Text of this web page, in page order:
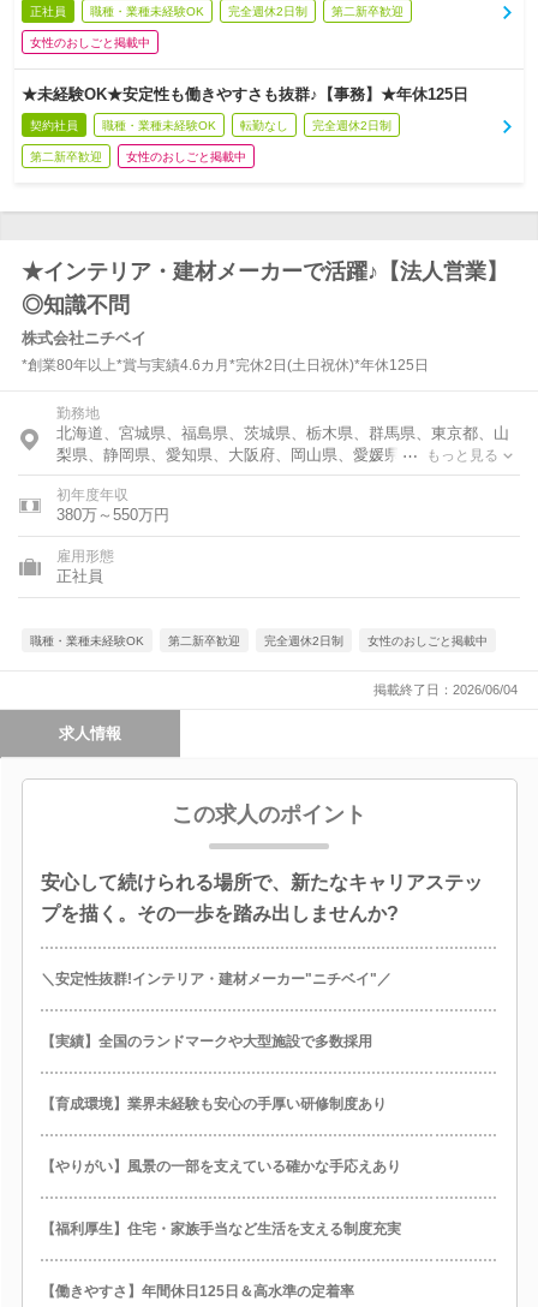
正社員 職種・業種未経験OK 完全週休2日制 第二新卒歓迎
女性のおしごと掲載中
★未経験OK★安定性も働きやすさも抜群♪【事務】★年休125日
契約社員 職種・業種未経験OK 転勤なし 完全週休2日制
第二新卒歓迎 女性のおしごと掲載中
★インテリア・建材メーカーで活躍♪【法人営業】
◎知識不問
株式会社ニチベイ
*創業80年以上*賞与実績4.6カ月*完休2日(土日祝休)*年休125日
勤務地
北海道、宮城県、福島県、茨城県、栃木県、群馬県、東京都、山
梨県、静岡県、愛知県、大阪府、岡山県、愛媛県、福岡県、熊本
県
もっと見る
初年度年収
380万～550万円
雇用形態
正社員
職種・業種未経験OK 第二新卒歓迎 完全週休2日制 女性のおしごと掲載中
掲載終了日：2026/06/04
求人情報
この求人のポイント
安心して続けられる場所で、新たなキャリアステッ
プを描く。その一歩を踏み出しませんか?
＼安定性抜群!インテリア・建材メーカー"ニチベイ"／
【実績】全国のランドマークや大型施設で多数採用
【育成環境】業界未経験も安心の手厚い研修制度あり
【やりがい】風景の一部を支えている確かな手応えあり
【福利厚生】住宅・家族手当など生活を支える制度充実
【働きやすさ】年間休日125日＆高水準の定着率